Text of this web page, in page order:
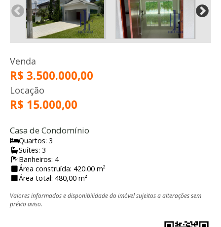
Venda
R$ 3.500.000,00
Locação
R$ 15.000,00
Casa de Condomínio
Quartos: 3
Suítes: 3
Banheiros: 4
Área construída: 420.00 m²
Área total: 480,00 m²
Valores informados e disponibilidade do imóvel sujeitos a alterações sem
prévio aviso.